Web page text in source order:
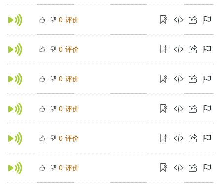
0 评价
0 评价
0 评价
0 评价
0 评价
0 评价